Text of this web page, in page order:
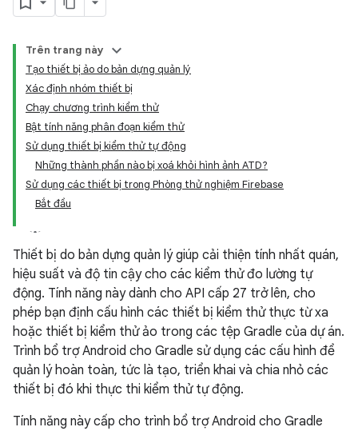
Trên trang này
Tạo thiết bị ảo do bản dựng quản lý
Xác định nhóm thiết bị
Chạy chương trình kiểm thử
Bật tính năng phân đoạn kiểm thử
Sử dụng thiết bị kiểm thử tự động
Những thành phần nào bị xoá khỏi hình ảnh ATD?
Sử dụng các thiết bị trong Phòng thử nghiệm Firebase
Bắt đầu
Thiết bị do bản dựng quản lý giúp cải thiện tính nhất quán,
hiệu suất và độ tin cậy cho các kiểm thử đo lường tự
động. Tính năng này dành cho API cấp 27 trở lên, cho
phép bạn định cấu hình các thiết bị kiểm thử thực từ xa
hoặc thiết bị kiểm thử ảo trong các tệp Gradle của dự án.
Trình bổ trợ Android cho Gradle sử dụng các cấu hình để
quản lý hoàn toàn, tức là tạo, triển khai và chia nhỏ các
thiết bị đó khi thực thi kiểm thử tự động.
Tính năng này cấp cho trình bổ trợ Android cho Gradle